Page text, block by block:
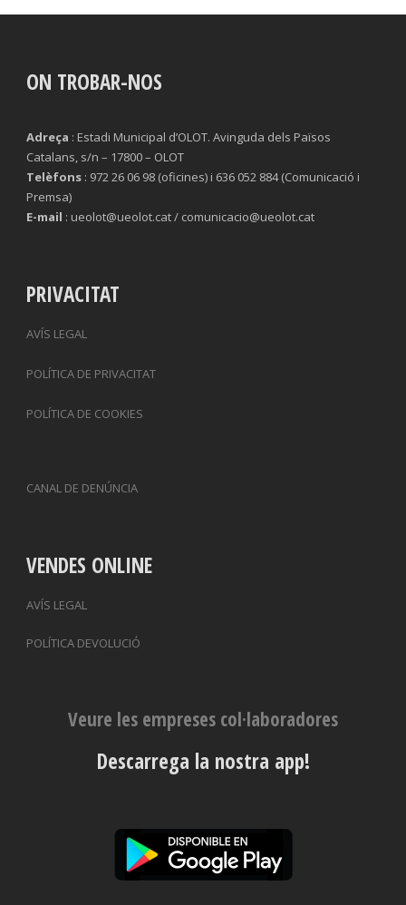
ON TROBAR-NOS
Adreça : Estadi Municipal d’OLOT. Avinguda dels Països
Catalans, s/n – 17800 – OLOT
Telèfons : 972 26 06 98 (oficines) i 636 052 884 (Comunicació i
Premsa)
E-mail : ueolot@ueolot.cat / comunicacio@ueolot.cat
PRIVACITAT
AVÍS LEGAL
POLÍTICA DE PRIVACITAT
POLÍTICA DE COOKIES
CANAL DE DENÚNCIA
VENDES ONLINE
AVÍS LEGAL
POLÍTICA DEVOLUCIÓ
Veure les empreses col·laboradores
Descarrega la nostra app!